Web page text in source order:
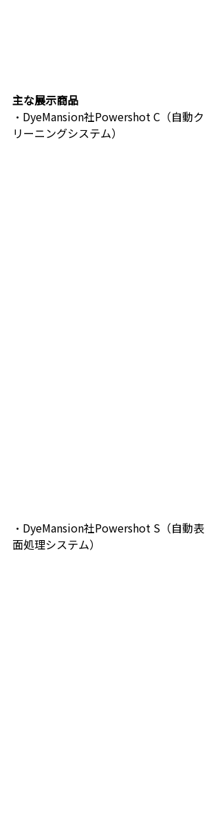
主な展示商品
・DyeMansion社Powershot C（自動ク
リーニングシステム）
・DyeMansion社Powershot S（自動表
面処理システム）